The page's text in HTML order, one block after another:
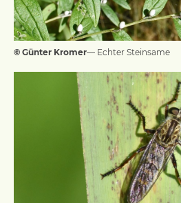
© Günter Kromer— Echter Steinsame